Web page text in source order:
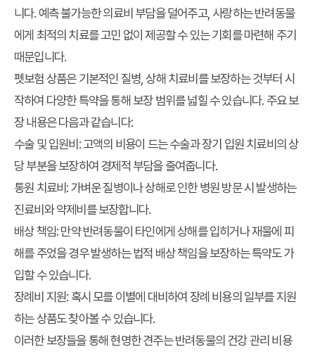
니다. 예측 불가능한 의료비 부담을 덜어주고, 사랑하는 반려동물
에게 최적의 치료를 고민 없이 제공할 수 있는 기회를 마련해 주기
때문입니다.
펫보험 상품은 기본적인 질병, 상해 치료비를 보장하는 것부터 시
작하여 다양한 특약을 통해 보장 범위를 넓힐 수 있습니다. 주요 보
장 내용은 다음과 같습니다:
수술 및 입원비 : 고액의 비용이 드는 수술과 장기 입원 치료비의 상
당 부분을 보장하여 경제적 부담을 줄여줍니다.
통원 치료비 : 가벼운 질병이나 상해로 인한 병원 방문 시 발생하는
진료비와 약제비를 보장합니다.
배상 책임: 만약 반려동물이 타인에게 상해를 입히거나 재물에 피
해를 주었을 경우 발생하는 법적 배상 책임을 보장하는 특약도 가
입할 수 있습니다.
장례비 지원: 혹시 모를 이별에 대비하여 장례 비용의 일부를 지원
하는 상품도 찾아볼 수 있습니다.
이러한 보장들을 통해 현명한 견주는 반려동물의 건강 관리 비용